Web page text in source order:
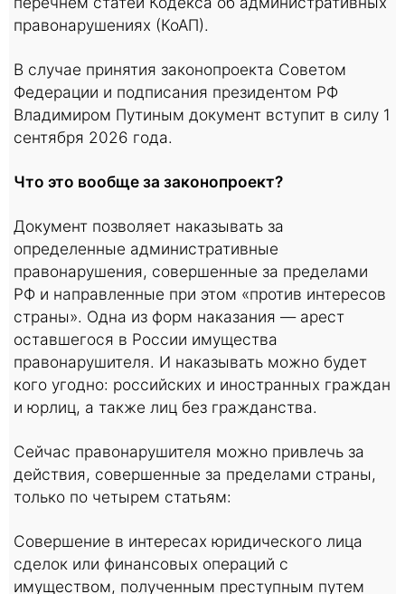
правонарушениях (КоАП).
В случае принятия законопроекта Советом
Федерации и подписания президентом РФ
Владимиром Путиным документ вступит в силу 1
сентября 2026 года.
Что это вообще за законопроект?
Документ позволяет наказывать за
определенные административные
правонарушения, совершенные за пределами
РФ и направленные при этом «против интересов
страны». Одна из форм наказания — арест
оставшегося в России имущества
правонарушителя. И наказывать можно будет
кого угодно: российских и иностранных граждан
и юрлиц, а также лиц без гражданства.
Сейчас правонарушителя можно привлечь за
действия, совершенные за пределами страны,
только по четырем статьям:
Совершение в интересах юридического лица
сделок или финансовых операций с
имуществом, полученным преступным путем